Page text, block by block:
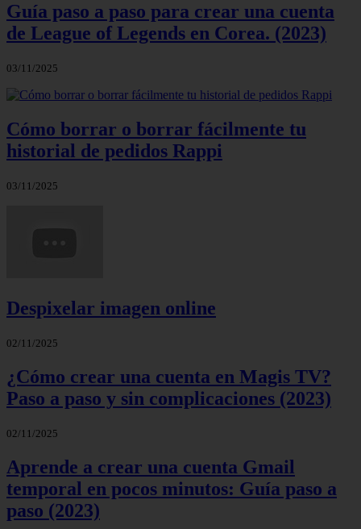
Guía paso a paso para crear una cuenta
de League of Legends en Corea. (2023)
03/11/2025
Cómo borrar o borrar fácilmente tu
historial de pedidos Rappi
03/11/2025
Despixelar imagen online
02/11/2025
¿Cómo crear una cuenta en Magis TV?
Paso a paso y sin complicaciones (2023)
02/11/2025
Aprende a crear una cuenta Gmail
temporal en pocos minutos: Guía paso a
paso (2023)